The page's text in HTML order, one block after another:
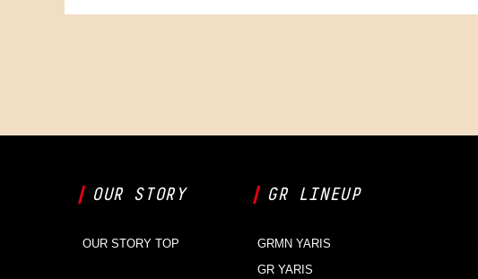
OUR STORY
OUR STORY TOP
GR LINEUP
GRMN YARIS
GR YARIS